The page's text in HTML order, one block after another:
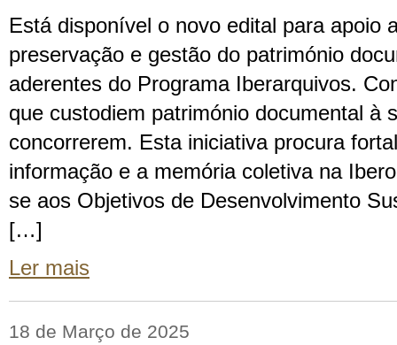
Está disponível o novo edital para apoio
preservação e gestão do património
aderentes do Programa Iberarquivos.
que custodiem património documental à
concorrerem. Esta iniciativa procura
informação e a memória coletiva na
se aos Objetivos de Desenvolvimento
[…]
Ler mais
18 de Março de 2025